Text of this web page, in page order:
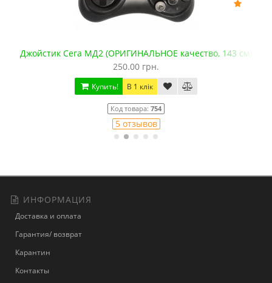
Джойстик Сега МД2 (ОРИГИНАЛЬНОЕ качество, 143 см)
250.00 грн.
Купить! В 1 клік
Код товара: 754
5 отзывов
ИНФОРМАЦИЯ
Доставка и оплата
Гарантия/ возврат
Карантин
Контакты